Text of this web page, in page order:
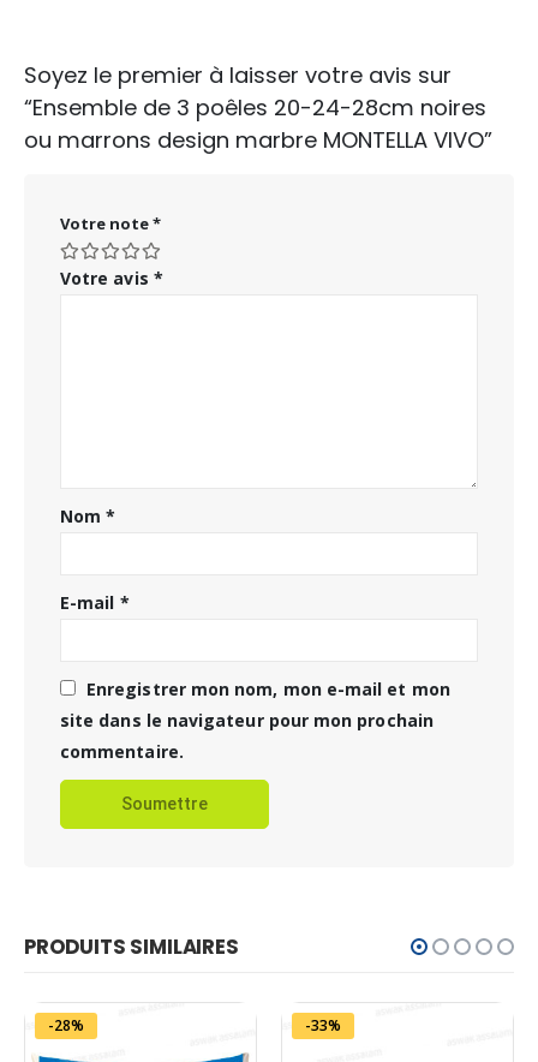
Soyez le premier à laisser votre avis sur
“Ensemble de 3 poêles 20-24-28cm noires
ou marrons design marbre MONTELLA VIVO”
Votre note*
Votre avis *
Nom*
E-mail *
Enregistrer mon nom, mon e-mail et mon
site dans le navigateur pour mon prochain
commentaire.
PRODUITS SIMILAIRES
-28% -33%